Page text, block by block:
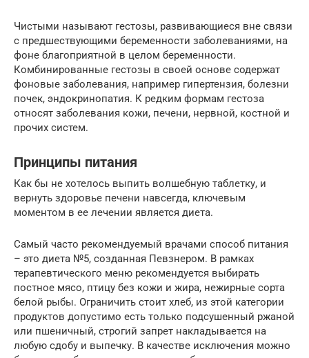
Чистыми называют гестозы, развивающиеся вне связи
с предшествующими беременности заболеваниями, на
фоне благоприятной в целом беременности.
Комбинированные гестозы в своей основе содержат
фоновые заболевания, например гипертензия, болезни
почек, эндокринопатия. К редким формам гестоза
относят заболевания кожи, печени, нервной, костной и
прочих систем.
Принципы питания
Как бы не хотелось выпить волшебную таблетку, и
вернуть здоровье печени навсегда, ключевым
моментом в ее лечении является диета.
Самый часто рекомендуемый врачами способ питания
– это диета №5, созданная Певзнером. В рамках
терапевтического меню рекомендуется выбирать
постное мясо, птицу без кожи и жира, нежирные сорта
белой рыбы. Ограничить стоит хлеб, из этой категории
продуктов допустимо есть только подсушенный ржаной
или пшеничный, строгий запрет накладывается на
любую сдобу и выпечку. В качестве исключения можно